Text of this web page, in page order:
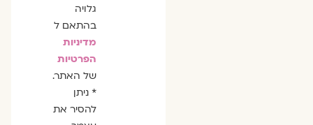
גלויה
בהתאם ל
מדיניות
הפרטיות
של האתר.
* ניתן
להסיר את